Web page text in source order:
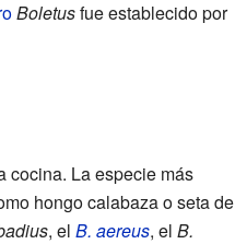
Boletusfue establecido por
cocina. La especie más
hongo calabaza o seta de
, el B. aereus, el B.